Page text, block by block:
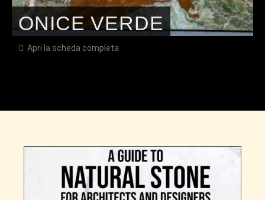
ONICE VERDE
Apri la scheda completa